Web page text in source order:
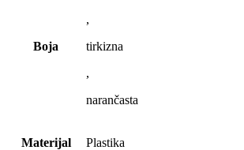
Boja
,
tirkizna
,
narančasta
Materijal Plastika